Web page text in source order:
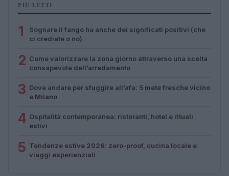
PIÙ LETTI
1
Sognare il fango ha anche dei significati positivi (che
ci crediate o no)
2 Come valorizzare la zona giorno attraverso una scelta
consapevole dell’arredamento
3 Dove andare per sfuggire all’afa: 5 mete fresche vicino
a Milano
4 Ospitalità contemporanea: ristoranti, hotel e rituali
estivi
5 Tendenze estive 2026: zero-proof, cucina locale e
viaggi esperienziali